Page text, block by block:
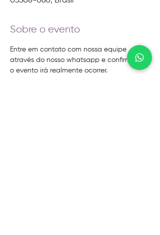
Sobre o evento
Entre em contato com nossa equipe
através do nosso whatsapp e confirme se
o evento irá realmente ocorrer.